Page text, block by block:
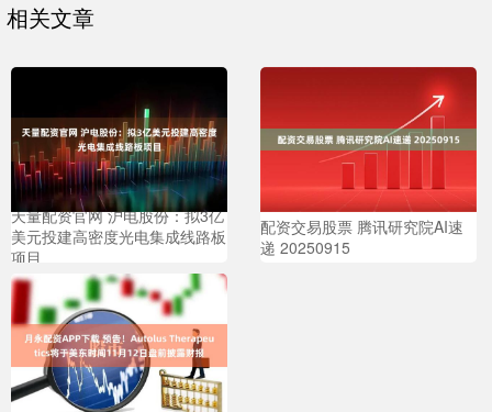
相关文章
天量配资官网 沪电股份：拟3亿
美元投建高密度光电集成线路板
项目
配资交易股票 腾讯研究院AI速
递 20250915